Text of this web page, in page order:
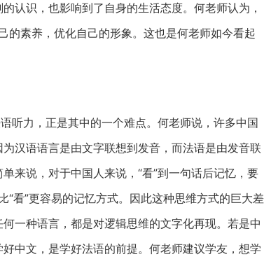
认识，也影响到了自身的生活态度。何老师认为，
素养，优化自己的形象。这也是何老师如今看起
听力，正是其中的一个难点。何老师说，许多中国
汉语语言是由文字联想到发音，而法语是由发音联
来说，对于中国人来说，“看”到一句话后记忆，要
“看”更容易的记忆方式。因此这种思维方式的巨大差
一种语言，都是对逻辑思维的文字化再现。若是中
中文，是学好法语的前提。何老师建议学友，想学